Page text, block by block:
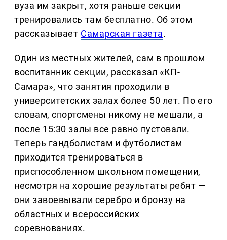
вуза им закрыт, хотя раньше секции
тренировались там бесплатно. Об этом
рассказывает Самарская газета.
Один из местных жителей, сам в прошлом
воспитанник секции, рассказал «КП-
Самара», что занятия проходили в
университетских залах более 50 лет. По его
словам, спортсмены никому не мешали, а
после 15:30 залы все равно пустовали.
Теперь гандболистам и футболистам
приходится тренироваться в
приспособленном школьном помещении,
несмотря на хорошие результаты ребят —
они завоевывали серебро и бронзу на
областных и всероссийских
соревнованиях.